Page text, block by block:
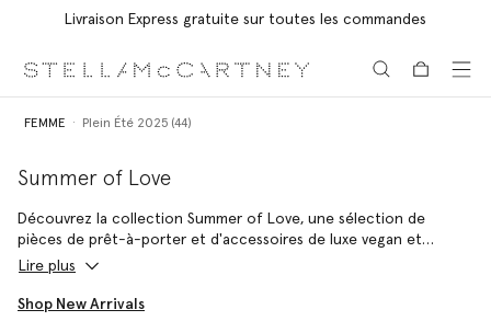
Livraison Express gratuite sur toutes les commandes
FEMME Plein Été 2025 (44)
Summer of Love
Découvrez la collection Summer of Love, une sélection de
pièces de prêt-à-porter et d'accessoires de luxe vegan et
durables parfaits pour les beaux jours, fabriqués à partir de
chevronnés. Elle est le reflet de l’engagement de Stella
Lire plus
Shop New Arrivals